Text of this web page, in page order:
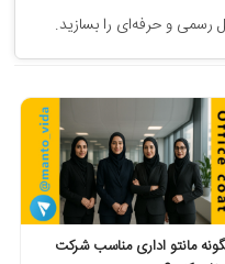
رسمی و حرفه‌ای را بسازید.
مانتو اداری مناسب شرکت